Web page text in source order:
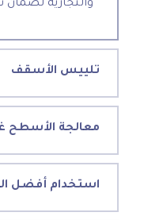
والتجارية
تلييس الأسقف
معالجة الأسطح
استخدام أفضل